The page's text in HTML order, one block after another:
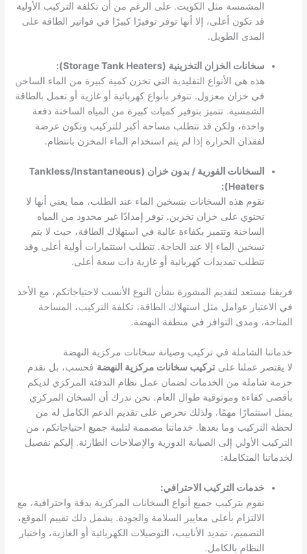
المشمسة مثل الكويت. على الرغم من أن تكلفة التركيب الأولية
قد تكون أعلى، إلا أنها توفر توفيرًا كبيرًا في فواتير الطاقة على
المدى الطويل.
سخانات الخزان التخزينية (Storage Tank Heaters):
هذه هي الأنواع التقليدية التي تخزن كمية كبيرة من الماء الساخن
في خزان معزول. تتوفر بأنواع كهربائية أو غازية أو تعمل بالطاقة
الشمسية. تتميز بتوفير كميات كبيرة من المياه الساخنة دفعة
واحدة، ولكن قد تتطلب مساحة أكبر للتركيب وتكون عرضة
لفقدان الحرارة إذا لم يتم استخدام الماء المخزن بانتظام.
السخانات الفورية / بدون خزان (Tankless/Instantaneous
Heaters):
تقوم هذه السخانات بتسخين الماء عند الطلب، مما يعني أنها لا
تحتوي على خزان تخزين. توفر إمدادًا غير محدود من المياه
الساخنة وتتميز بكفاءة عالية في استهلاك الطاقة، حيث لا يتم
تسخين الماء إلا عند الحاجة. تتطلب استثمارات أولية أعلى وقد
تتطلب تمديدات كهربائية أو غازية ذات سعة أعلى.
فريقنا مستعد لتقديم المشورة بشأن النوع الأنسب لاحتياجاتكم، مع الأخذ
في الاعتبار عوامل مثل استهلاك الطاقة، تكلفة التركيب، المساحة
المتاحة، ومدى التوافر في منطقة النهضة.
خدماتنا الشاملة في تركيب وصيانة سخانات مركزية النهضة
لا يقتصر عملنا علىتركيب سخانات مركزية النهضة فحسب، بل نقدم
حزمة شاملة من الخدمات لضمان عمل نظام التدفئة المركزي لديكم
بأقصى كفاءة وموثوقية طوال العام. نحن ندرك أن السخان المركزي
يمثل استثمارًا مهمًا، ولذلك نحرص على تقديم الدعم الكامل له من
لحظة التركيب وما بعدها. خدماتنا مصممة لتلبية جميع احتياجاتكم، من
التركيب الأولي إلى الصيانة الدورية والإصلاحات الطارئة. إليكم تفصيل
لخدماتنا المتكاملة:
خدمات التركيب الاحترافي:
نقوم بتركيب جميع أنواع السخانات المركزية بدقة واحترافية، مع
الالتزام بأعلى معايير السلامة والجودة. يشمل ذلك تقييم الموقع،
التصميم، تمديد الأنابيب، التوصيلات الكهربائية أو الغازية، واختبار
النظام بالكامل.